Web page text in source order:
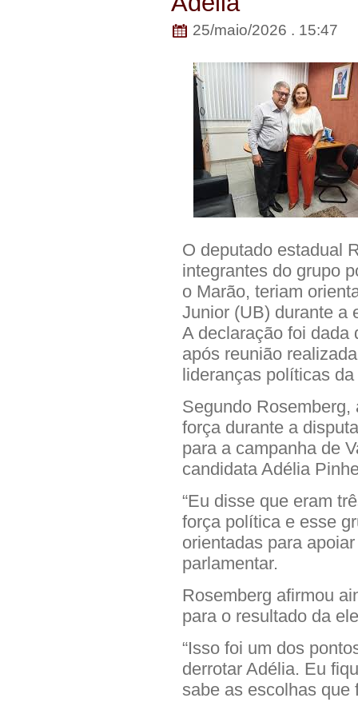
25/maio/2026 . 15:47
O deputado estadual
integrantes do grupo
o Marão, teriam
Junior (UB) durante a
A declaração foi dada
após reunião
lideranças políticas
Segundo
força durante a
para a campanha de
candidata Adélia
“Eu disse que eram
força política e esse
orientadas para
parlamentar.
Rosemberg afirmou
para o resultado da
“Isso foi um dos
derrotar Adélia. Eu
sabe as escolhas que